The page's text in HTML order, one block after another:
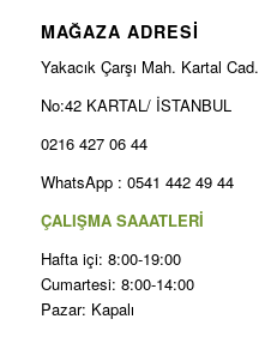
MAĞAZA ADRESİ
Yakacık Çarşı Mah. Kartal Cad.
No:42 KARTAL/ İSTANBUL
0216 427 06 44
WhatsApp : 0541 442 49 44
ÇALIŞMA SAAATLERİ
Hafta içi: 8:00-19:00
Cumartesi: 8:00-14:00
Pazar: Kapalı